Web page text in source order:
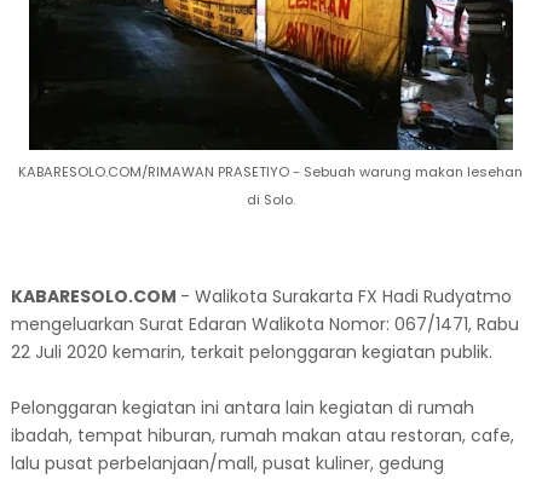
KABARESOLO.COM/RIMAWAN PRASETIYO - Sebuah warung makan lesehan
di Solo.
KABARESOLO.COM - Walikota Surakarta FX Hadi Rudyatmo
mengeluarkan Surat Edaran Walikota Nomor: 067/1471, Rabu
22 Juli 2020 kemarin, terkait pelonggaran kegiatan publik.
Pelonggaran kegiatan ini antara lain kegiatan di rumah
ibadah, tempat hiburan, rumah makan atau restoran, cafe,
lalu pusat perbelanjaan/mall, pusat kuliner, gedung